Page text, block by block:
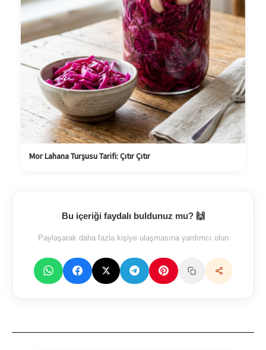
Mor Lahana Turşusu Tarifi: Çıtır Çıtır
Bu içeriği faydalı buldunuz mu? 🙌
Paylaşarak daha fazla kişiye ulaşmasına yardımcı olun